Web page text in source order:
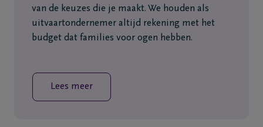
van de keuzes die je maakt. We houden als
uitvaartondernemer altijd rekening met het
budget dat families voor ogen hebben.
Lees meer